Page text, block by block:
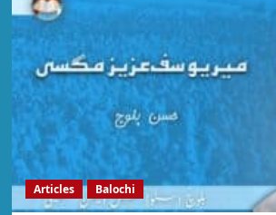
Articles Balochi